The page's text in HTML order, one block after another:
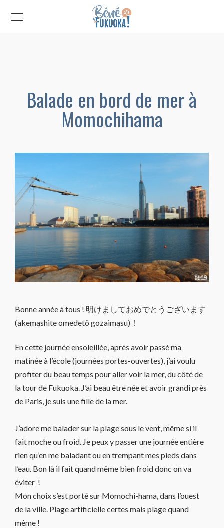
Balade en bord de mer à
Momochihama
Bonne année à tous ! 明けましておめでとうございます
(akemashite omedetô gozaimasu)！
En cette journée ensoleillée, après avoir passé ma
matinée à l’école (journées portes-ouvertes), j’ai voulu
profiter du beau temps pour aller voir la mer, du côté de
la tour de Fukuoka. J’ai beau être née et avoir grandi près
de Paris, je suis une fille de la mer.
J’adore me balader sur la plage sous le vent, même si il
fait moche ou froid. Je peux y passer une journée entière
rien qu’en me baladant ou en trempant mes pieds dans
l’eau. Bon là il fait quand même bien froid donc on va
éviter !
Mon choix s’est porté sur Momochi-hama, dans l’ouest
de la ville. Plage artificielle certes mais plage quand
même !